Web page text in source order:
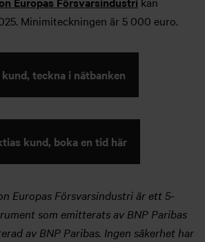
Minimiteckningen är 5 000 euro.
teckna i nätbanken
kund, boka en tid här
Europas Försvarsindustri är ett 5-
som emitterats av BNP Paribas
av BNP Paribas. Ingen säkerhet har